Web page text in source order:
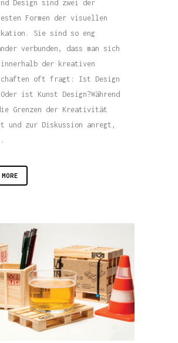
Design sind zwei der
Formen der visuellen
Sie sind so eng
verbunden, dass man sich
der kreativen
oft fragt: Ist Design
ist Kunst Design?Während
Grenzen der Kreativität
und zur Diskussion anregt,